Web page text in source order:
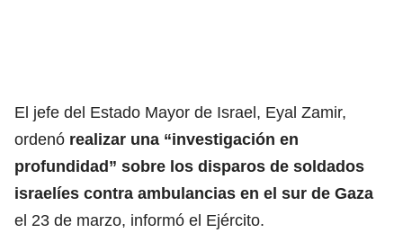
El jefe del Estado Mayor de Israel, Eyal Zamir,
ordenó realizar una “investigación en
profundidad” sobre los disparos de soldados
israelíes contra ambulancias en el sur de Gaza
el 23 de marzo, informó el Ejército.